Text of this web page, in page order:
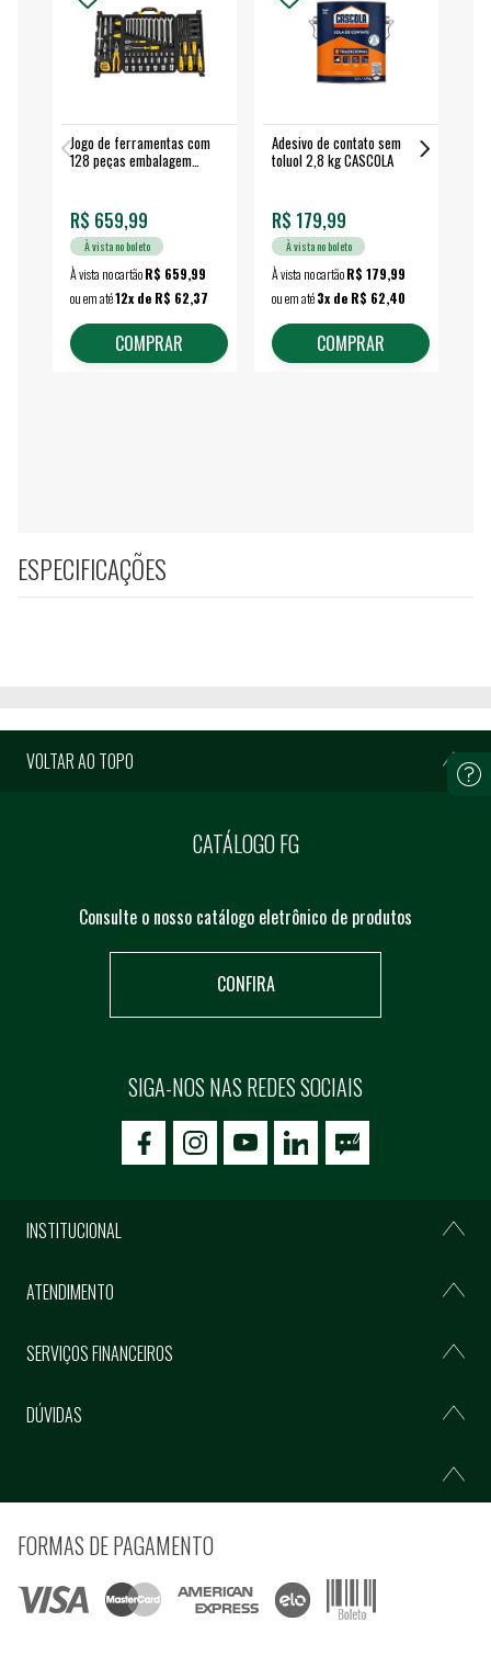
Jogo de ferramentas com
128 peças embalagem
R$ 659,99
À vista no boleto
À vista no cartãoR$ 659,99
ou em até12x de R$ 62,37
COMPRAR
Adesivo de contato sem
toluol 2,8 kg CASCOLA
R$ 179,99
À vista no boleto
À vista no cartãoR$ 179,99
ou em até3x de R$ 62,40
COMPRAR
ESPECIFICAÇÕES
VOLTAR AO TOPO
CATÁLOGO FG
Consulte o nosso catálogo eletrônico de produtos
CONFIRA
SIGA-NOS NAS REDES SOCIAIS
icon-facebookicon-social02icon-social03
INSTITUCIONAL
ATENDIMENTO
SERVIÇOS FINANCEIROS
DÚVIDAS
FORMAS DE PAGAMENTO